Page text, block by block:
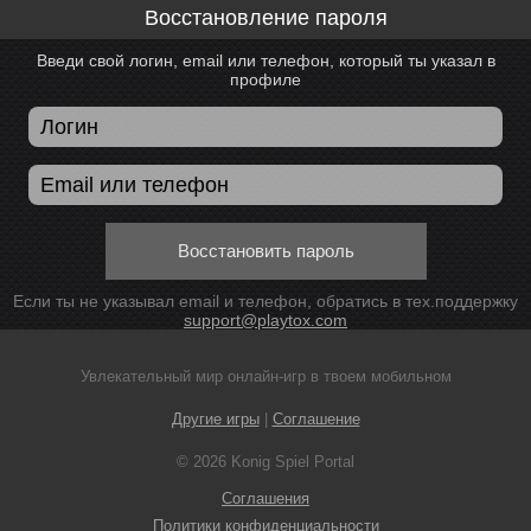
Восстановление пароля
Введи свой логин, email или телефон, который ты указал в
профиле
Восстановить пароль
Если ты не указывал email и телефон, обратись в тех.поддержку
support@playtox.com
Увлекательный мир онлайн-игр в твоем мобильном
Другие игры| Соглашение
© 2026 Konig Spiel Portal
Соглашения
Политики конфиденциальности